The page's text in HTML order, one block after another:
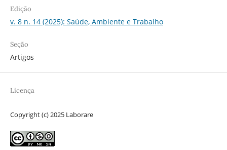
Edição
v. 8 n. 14 (2025): Saúde, Ambiente e Trabalho
Seção
Artigos
Licença
Copyright (c) 2025 Laborare